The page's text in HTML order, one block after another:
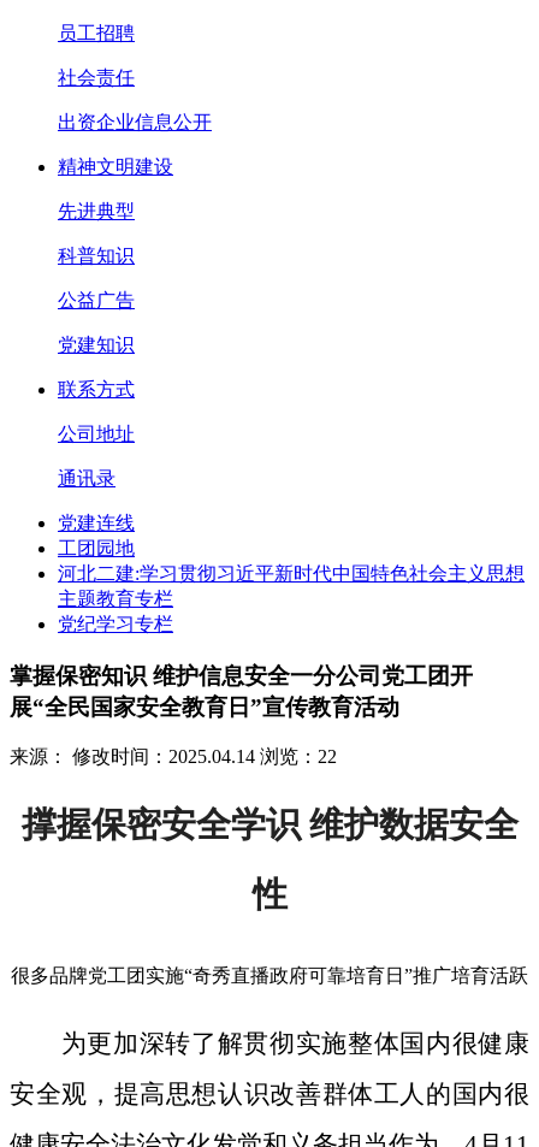
员工招聘
社会责任
出资企业信息公开
精神文明建设
先进典型
科普知识
公益广告
党建知识
联系方式
公司地址
通讯录
党建连线
工团园地
河北二建:学习贯彻习近平新时代中国特色社会主义思想
主题教育专栏
党纪学习专栏
掌握保密知识 维护信息安全一分公司党工团开
展“全民国家安全教育日”宣传教育活动
来源： 修改时间：2025.04.14 浏览：22
撑握保密安全学识 维护数据安全
性
很多品牌党工团实施“奇秀直播政府可靠培育日”推广培育活跃
为更加深转了解贯彻实施整体国内很健康
安全观，提高思想认识改善群体工人的国内很